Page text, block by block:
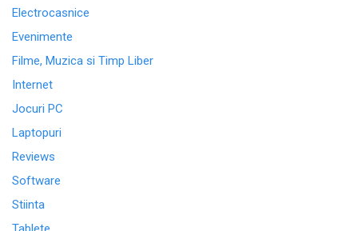
Electrocasnice
Evenimente
Filme, Muzica si Timp Liber
Internet
Jocuri PC
Laptopuri
Reviews
Software
Stiinta